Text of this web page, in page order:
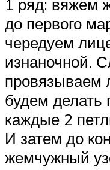
1 ряд: вяжем
до первого
чередуем
изнаночной.
провязываем
будем делать
каждые 2
И затем до
жемчужный